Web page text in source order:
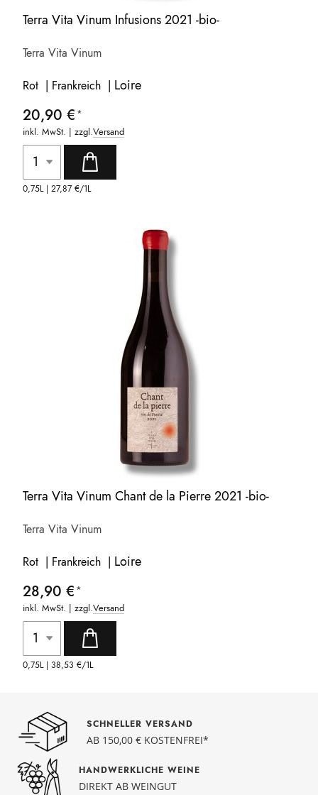
Terra Vita Vinum Infusions 2021 -bio-
Terra Vita Vinum
Rot | Frankreich | Loire
20,90 €
inkl. MwSt. | zzgl.Versand
0,75L |27,87 €/1L
Terra Vita Vinum Chant de la Pierre 2021 -bio-
Terra Vita Vinum
Rot | Frankreich | Loire
28,90 €
inkl. MwSt. | zzgl.Versand
0,75L |38,53 €/1L
SCHNELLER VERSAND
AB 150,00 € KOSTENFREI*
HANDWERKLICHE WEINE
DIREKT AB WEINGUT